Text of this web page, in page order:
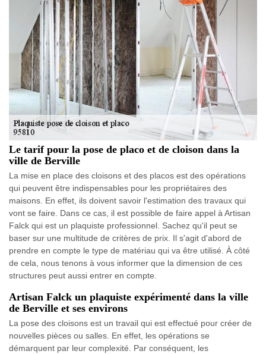
Le tarif pour la pose de placo et de cloison dans la
ville de Berville
La mise en place des cloisons et des placos est des opérations
qui peuvent être indispensables pour les propriétaires des
maisons. En effet, ils doivent savoir l'estimation des travaux qui
vont se faire. Dans ce cas, il est possible de faire appel à Artisan
Falck qui est un plaquiste professionnel. Sachez qu'il peut se
baser sur une multitude de critères de prix. Il s'agit d'abord de
prendre en compte le type de matériau qui va être utilisé. À côté
de cela, nous tenons à vous informer que la dimension de ces
structures peut aussi entrer en compte.
Artisan Falck un plaquiste expérimenté dans la ville
de Berville et ses environs
La pose des cloisons est un travail qui est effectué pour créer de
nouvelles pièces ou salles. En effet, les opérations se
démarquent par leur complexité. Par conséquent, les